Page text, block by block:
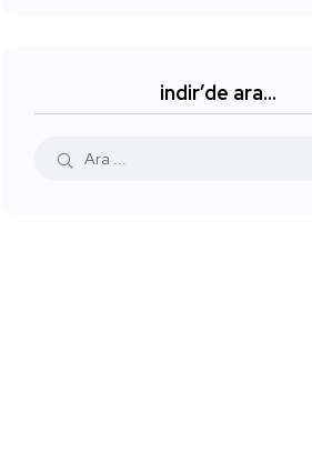
indir’de ara…